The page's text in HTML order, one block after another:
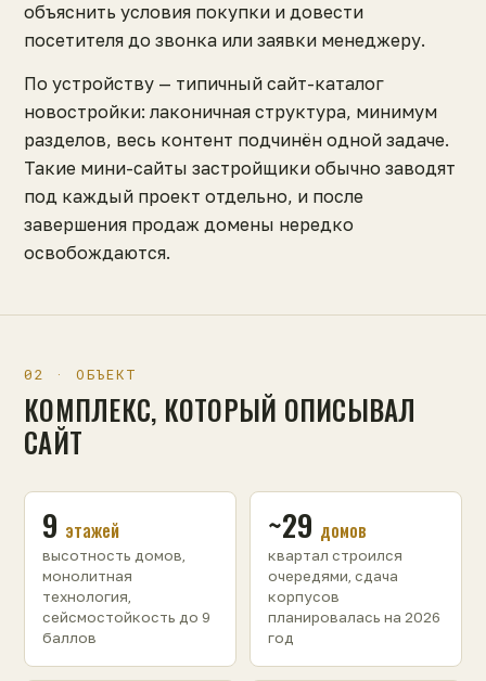
объяснить условия покупки и довести
посетителя до звонка или заявки менеджеру.
По устройству — типичный сайт-каталог
новостройки: лаконичная структура, минимум
разделов, весь контент подчинён одной задаче.
Такие мини-сайты застройщики обычно заводят
под каждый проект отдельно, и после
завершения продаж домены нередко
освобождаются.
02 · ОБЪЕКТ
КОМПЛЕКС, КОТОРЫЙ ОПИСЫВАЛ
САЙТ
9 этажей
высотность домов,
монолитная
технология,
сейсмостойкость до 9
баллов
~29 домов
квартал строился
очередями, сдача
корпусов
планировалась на 2026
год